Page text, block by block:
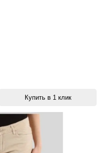
Купить в 1 клик